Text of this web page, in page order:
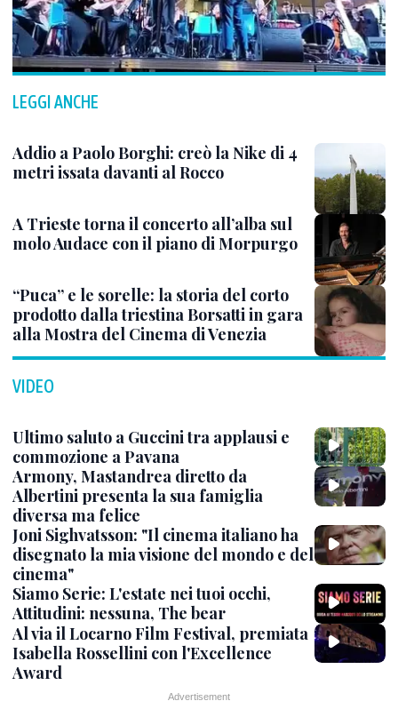
LEGGI ANCHE
Addio a Paolo Borghi: creò la Nike di 4
metri issata davanti al Rocco
A Trieste torna il concerto all’alba sul
molo Audace con il piano di Morpurgo
“Puca” e le sorelle: la storia del corto
prodotto dalla triestina Borsatti in gara
alla Mostra del Cinema di Venezia
VIDEO
Ultimo saluto a Guccini tra applausi e
commozione a Pavana
Armony, Mastandrea diretto da
Albertini presenta la sua famiglia
diversa ma felice
Joni Sighvatsson: "Il cinema italiano ha
disegnato la mia visione del mondo e del
cinema"
Siamo Serie: L'estate nei tuoi occhi,
Attitudini: nessuna, The bear
Al via il Locarno Film Festival, premiata
Isabella Rossellini con l'Excellence
Award